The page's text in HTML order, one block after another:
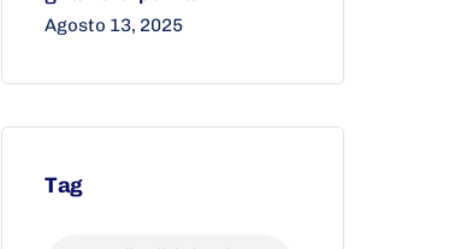
Agosto 13, 2025
Tag